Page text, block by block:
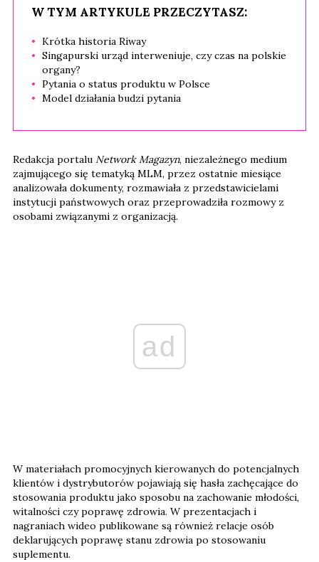
W TYM ARTYKULE PRZECZYTASZ:
Krótka historia Riway
Singapurski urząd interweniuje, czy czas na polskie
organy?
Pytania o status produktu w Polsce
Model działania budzi pytania
Redakcja portalu Network Magazyn, niezależnego medium
zajmującego się tematyką MLM, przez ostatnie miesiące
analizowała dokumenty, rozmawiała z przedstawicielami
instytucji państwowych oraz przeprowadziła rozmowy z
osobami związanymi z organizacją.
ad
W materiałach promocyjnych kierowanych do potencjalnych
klientów i dystrybutorów pojawiają się hasła zachęcające do
stosowania produktu jako sposobu na zachowanie młodości,
witalności czy poprawę zdrowia. W prezentacjach i
nagraniach wideo publikowane są również relacje osób
deklarujących poprawę stanu zdrowia po stosowaniu
suplementu.